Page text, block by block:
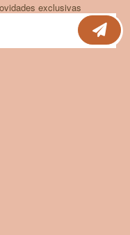
exclusivas